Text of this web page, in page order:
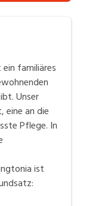
familiäres
im
Haus
die
Pflege. In
ist
„Leben
familiäres
Unser
an die
Pflege. In
ist